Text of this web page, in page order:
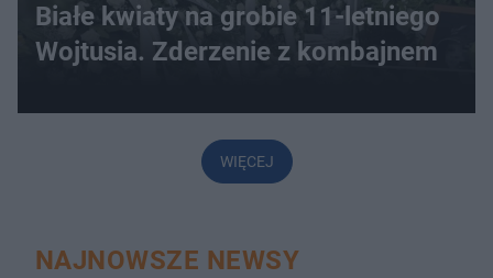
Białe kwiaty na grobie 11-letniego
Wojtusia. Zderzenie z kombajnem
WIĘCEJ
NAJNOWSZE NEWSY